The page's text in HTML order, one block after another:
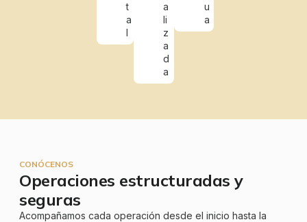
t
a
l
a
li
z
a
d
a
u
a
CONÓCENOS
Operaciones estructuradas y
seguras
Acompañamos cada operación desde el inicio hasta la